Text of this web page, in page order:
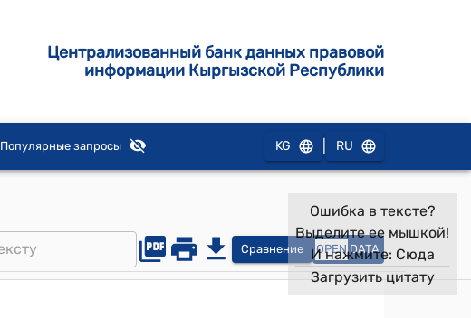
Централизованный банк данных правовой
информации Кыргызской Республики
Популярные запросы KG RU
Сравнение OPEN DATA
Ошибка в тексте?
Выделите ее мышкой!
И нажмите: Сюда
Загрузить цитату